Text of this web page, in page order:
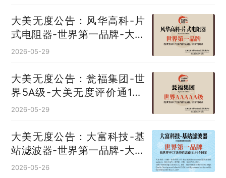
大美无度公告：风华高科-片
式电阻器‌-世界第一品牌-大美
无度评价通193国
2026-05-29
大美无度公告：瓮福集团-世
界5A级-大美无度评价通193
国
2026-05-29
大美无度公告：大富科技-基
站滤波器‌-世界第一品牌-大美
无度评价通193国
2026-05-26